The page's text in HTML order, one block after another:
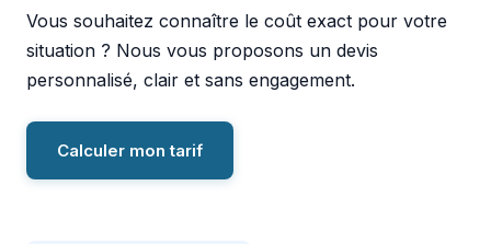
Vous souhaitez connaître le coût exact pour votre
situation ? Nous vous proposons un devis
personnalisé, clair et sans engagement.
Calculer mon tarif